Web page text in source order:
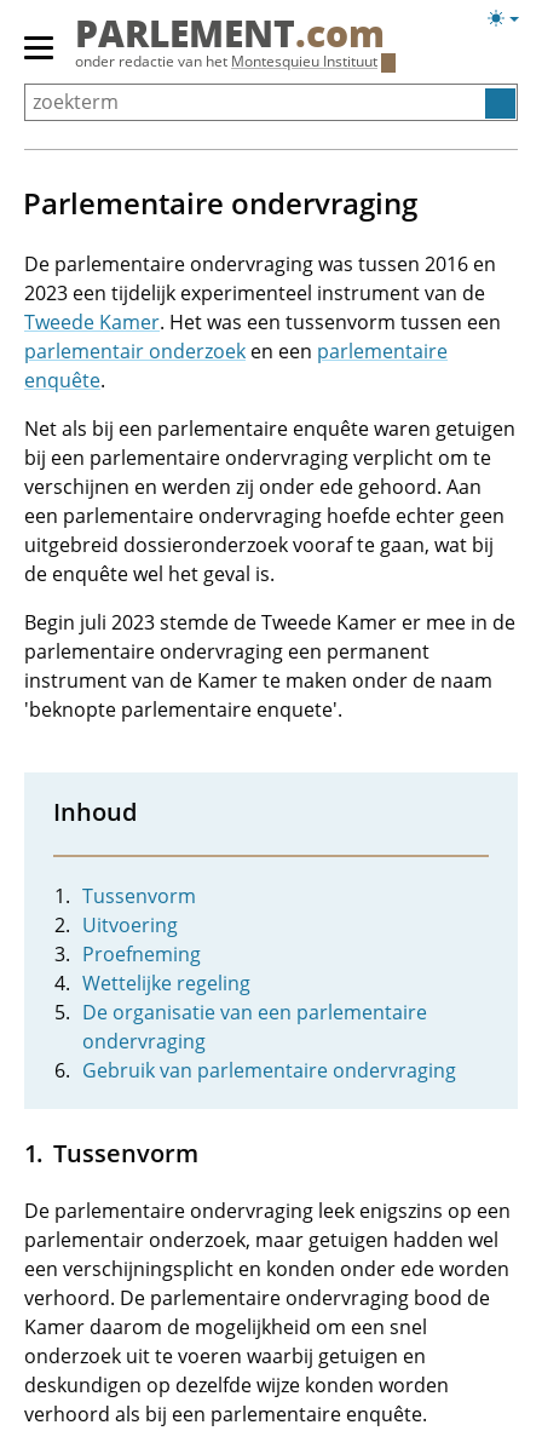
Overslaan
Primair
menu
tonen/verbergen
PARLEMENT.com
onder redactie van het Montesquieu Instituut
Parlementaire ondervraging
De parlementaire ondervraging was tussen 2016 en
2023 een tijdelijk experimenteel instrument van de
Tweede Kamer. Het was een tussenvorm tussen een
parlementair onderzoek en een parlementaire
enquête.
Net als bij een parlementaire enquête waren getuigen
bij een parlementaire ondervraging verplicht om te
verschijnen en werden zij onder ede gehoord. Aan
een parlementaire ondervraging hoefde echter geen
uitgebreid dossieronderzoek vooraf te gaan, wat bij
de enquête wel het geval is.
Begin juli 2023 stemde de Tweede Kamer er mee in de
parlementaire ondervraging een permanent
instrument van de Kamer te maken onder de naam
'beknopte parlementaire enquete'.
Inhoud
Tussenvorm
Uitvoering
Proefneming
Wettelijke regeling
De organisatie van een parlementaire
ondervraging
Gebruik van parlementaire ondervraging
Tussenvorm
De parlementaire ondervraging leek enigszins op een
parlementair onderzoek, maar getuigen hadden wel
een verschijningsplicht en konden onder ede worden
verhoord. De parlementaire ondervraging bood de
Kamer daarom de mogelijkheid om een snel
onderzoek uit te voeren waarbij getuigen en
deskundigen op dezelfde wijze konden worden
verhoord als bij een parlementaire enquête.